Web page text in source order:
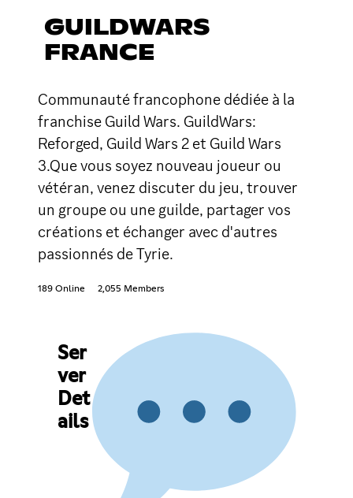
GUILDWARS
FRANCE
Communauté francophone dédiée à la
franchise Guild Wars. GuildWars:
Reforged, Guild Wars 2 et Guild Wars
3.Que vous soyez nouveau joueur ou
vétéran, venez discuter du jeu, trouver
un groupe ou une guilde, partager vos
créations et échanger avec d'autres
passionnés de Tyrie.
189 Online 2,055 Members
Ser
ver
Det
ails